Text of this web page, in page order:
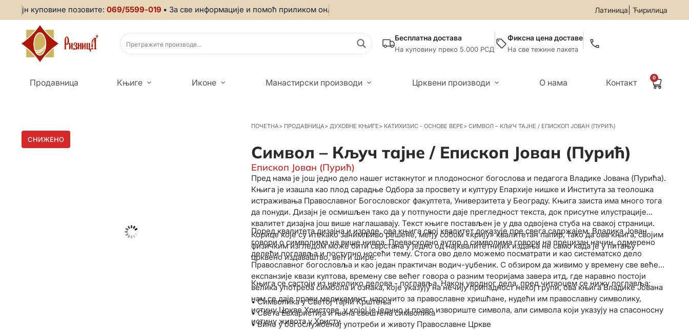
Латиница Ћирилица
куповине позовите:069/5599-019• За све информације и помоћ приликом онлајн куповине позовите: • За све информације и помоћ приликом онлајн куповине
Бесплатна достава
На куповину преко 5.000 РСД
Фиксна цена доставе
На све тежине пакета
0
Продавница Књиге Иконе Манастирски производи Црквени производи О нама Контакт
СНИЖЕНО
ПОЧЕТНА> ПРОДАВНИЦА> ДУХОВНЕ КЊИГЕ> КАТИХИЗИС - ОСНОВЕ ВЕРЕ> СИМВОЛ – КЉУЧ ТАЈНЕ / ЕПИСКОП ЈОВАН (ПУРИЋ)
Символ – Кључ тајне / Епископ Јован (Пурић)
Епископ Јован (Пурић)
Пред нама је још једно дело нашег истакнутог и плодоносног богослова и педагога Владике Јована (Пурића).
Књига је изашла као плод сарадње Одбора за просвету и културу Епархије нишке и Института за теолошка
истраживања Православног Богословског факултета, Универзитета у Београду. Књига заиста има много тога
да понуди. Дизајн је осмишљен тако да у потпуности даје прегледност текста, док присутне илустрације
квалитет дизајна још више наглашавају. Текст књиге постављен је у два одвојена стуба на свакој страници.
Корице које су итекако занимљиво решене, међу собом «крију» квалитетан папир, тако да ова књига, својим
физичким изгледом може бити сврстана у једно од најквалитетнијих издања не само када је у питању
црквено издаваштво, већ и шире.
Поред квалитета дизајна и израде, ова књига свој квалитет доказује пре свега садржајем. Владика Јован
говори о символима на више нивоа. Превасходно аутор о символима говори на прецизан начин, одмерено
делећи поглавља и поступно носећи тему. Стога ово дело можемо посматрати и као систематско дело
Православног богословља и као један практичан водич-уџбеник. С обзиром да живимо у времену све веће
експанзије квази култова, времену све већег говора о разним теоријама завера итд, где наравно постоји
велика употреба симбола и ознака, које указују на нечију припадност некој групи, ова књига Владике Јована
нам се даје прави медикамент, нарочито за православне хришћане, нудећи им православну символику,
истину Цркве Христове, у којој је једнно и право извориште символа, али символа који указују на спасоносну
истину живота у Христу.
Књига се састоји из неколико делова - поглавља. Након уводног дела, пред читаоцем се нижу поглавља:
• Символика у Светој Тајни Крштења
• Света Евхаристија и њена свештена символика
• Вино у богослужбеној употреби и животу Православне Цркве